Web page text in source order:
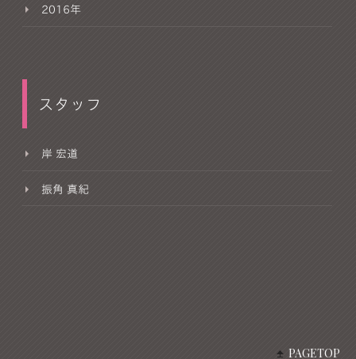
2016年
スタッフ
岸 宏道
振角 真紀
PAGETOP